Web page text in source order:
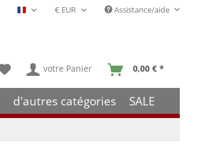
Français- FR Assistance/aide
votre Panier 0,00 € *
d'autres catégories SALE